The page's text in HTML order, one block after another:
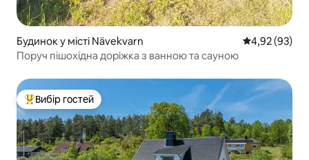
Будинок у місті Nävekvarn Середня
4,92 (93)
Поруч пішохідна доріжка з ванною та сауною
Топ вибір гостей
Вибір гостей